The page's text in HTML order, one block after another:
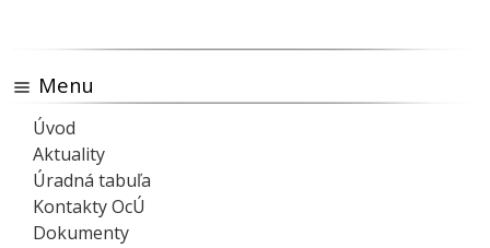
Menu
Úvod
Aktuality
Úradná tabuľa
Kontakty OcÚ
Dokumenty